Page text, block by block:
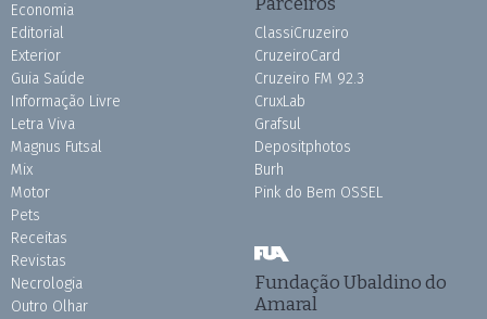
Economia
Editorial
Exterior
Guia Saúde
Informação Livre
Letra Viva
Magnus Futsal
Mix
Motor
Pets
Receitas
Revistas
Necrologia
Outro Olhar
ClassiCruzeiro
CruzeiroCard
Cruzeiro FM 92.3
CruxLab
Grafsul
Depositphotos
Burh
Pink do Bem OSSEL
Fundação Ubaldino do
Amaral